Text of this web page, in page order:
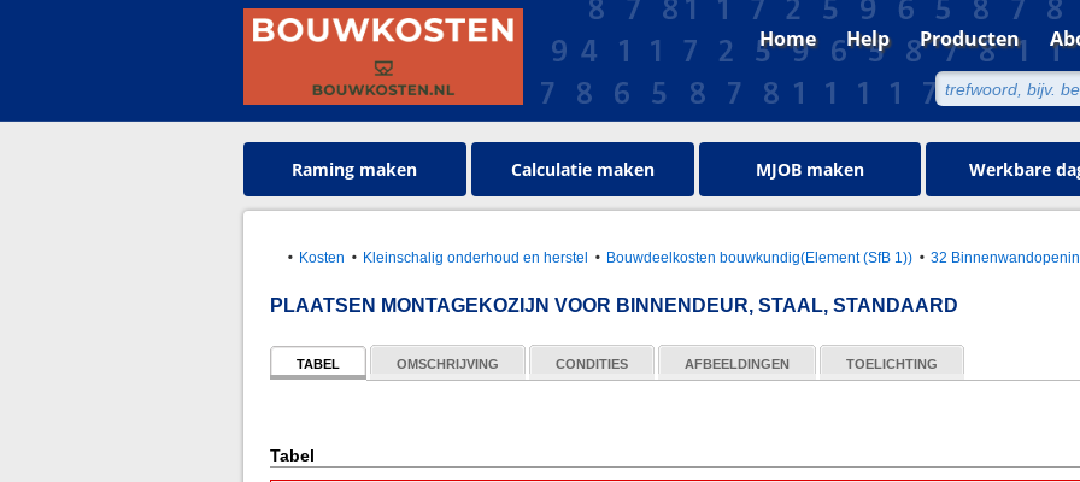
Home Help Producten
Raming maken Calculatie maken MJOB maken Werkbare
Kosten Kleinschalig onderhoud en herstel Bouwdeelkosten bouwkundig(Element (SfB 1)) 32
PLAATSEN MONTAGEKOZIJN VOOR BINNENDEUR, STAAL, STANDAARD
TABEL OMSCHRIJVING CONDITIES AFBEELDINGEN
TOELICHTING
Tabel